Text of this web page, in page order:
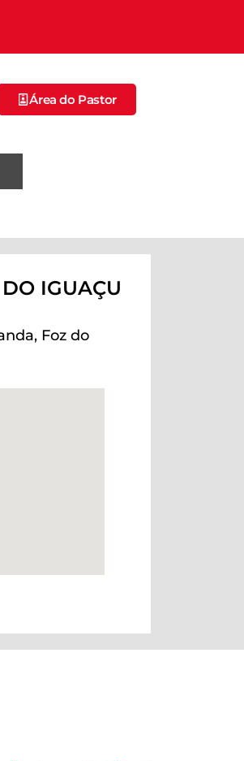
Área do Pastor
IGUAÇU
Foz do